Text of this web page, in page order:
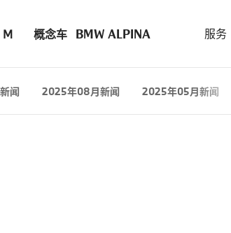
M 概念车 BMW ALPINA 服务
闻 2025年08月新闻 2025年05月新闻